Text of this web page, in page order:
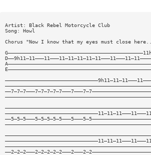
Artist: Black Rebel Motorcycle Club
Song: Howl
Chorus "Now I know that my eyes must close